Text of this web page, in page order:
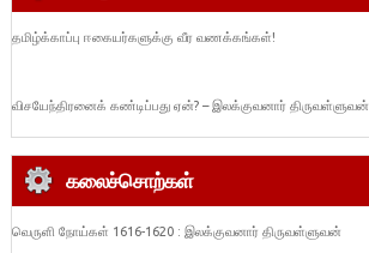
தமிழ்க்காப்பு ஈகையர்களுக்கு வீர வணக்கங்கள்!
விசயேந்திரனைக் கண்டிப்பது ஏன்? – இலக்குவனார் திருவள்ளுவன்
கலைச்சொற்கள்
வெருளி நோய்கள் 1616-1620 : இலக்குவனார் திருவள்ளுவன்